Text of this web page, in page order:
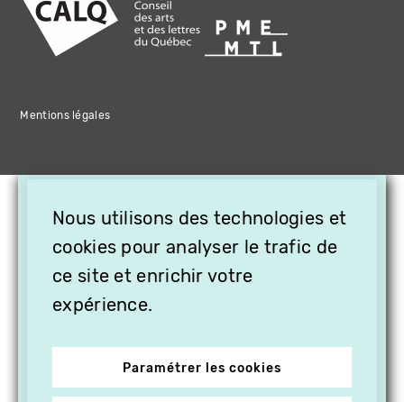
Mentions légales
Nous utilisons des technologies et
cookies pour analyser le trafic de
ce site et enrichir votre
expérience.
Paramétrer les cookies
OFFREZ LA VIDÉO EN
CADEAU, ABONNEZ VOS
PROCHES À VITHÈQUE !